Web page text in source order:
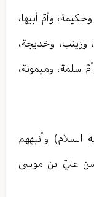
وأمّ أبيها،
وزينب، وخديجة،
سلمة، وميمونة،
وأنبههم
عليّ بن موسى